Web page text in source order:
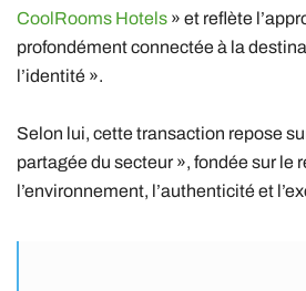
CoolRooms Hotels » et reflète
profondément connectée à la
l’identité ».
Selon lui, cette transaction repose
partagée du secteur », fondée sur le
l’environnement, l’authenticité et